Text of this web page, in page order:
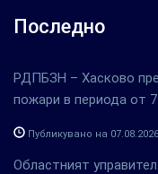
Последно
РДПБЗН – Хасково
пожари в периода от
Публикувано на 07.08.2026
Областният